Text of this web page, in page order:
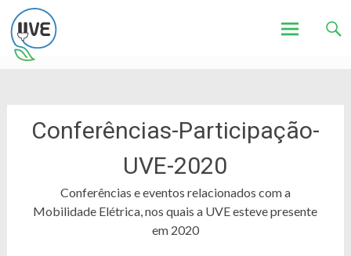
Conferências-Participação-
UVE-2020
Conferências e eventos relacionados com a
Mobilidade Elétrica, nos quais a UVE esteve presente
em 2020